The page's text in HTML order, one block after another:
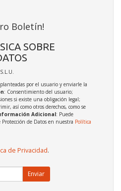
Boletín!
SOBRE
por el usuario y enviarle la
: Consentimiento del usuario;
si existe una obligación legal;
así como otros derechos, como se
Adicional: Puede
de Datos en nuestra Política
de Privacidad.
Enviar